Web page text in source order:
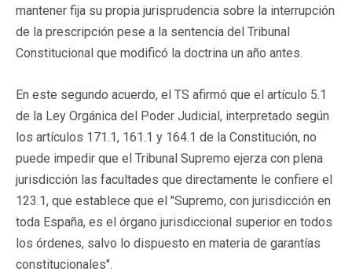
mantener fija su propia jurisprudencia sobre la interrupción
de la prescripción pese a la sentencia del Tribunal
Constitucional que modificó la doctrina un año antes.
En este segundo acuerdo, el TS afirmó que el artículo 5.1
de la Ley Orgánica del Poder Judicial, interpretado según
los artículos 171.1, 161.1 y 164.1 de la Constitución, no
puede impedir que el Tribunal Supremo ejerza con plena
jurisdicción las facultades que directamente le confiere el
123.1, que establece que el "Supremo, con jurisdicción en
toda España, es el órgano jurisdiccional superior en todos
los órdenes, salvo lo dispuesto en materia de garantías
constitucionales".